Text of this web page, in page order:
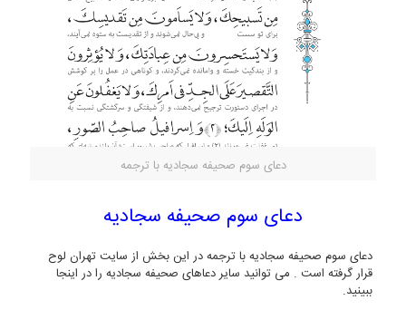
دعای سوم صحیفه سجادیه با ترجمه
دعای سوم صحیفه سجادیه
دعای سوم صحیفه سجادیه با ترجمه در این بخش از سایت تهران لوح
قرار گرفته است . می توانید سایر دعاهای صحیفه سجادیه را در اینجا
ببینید.